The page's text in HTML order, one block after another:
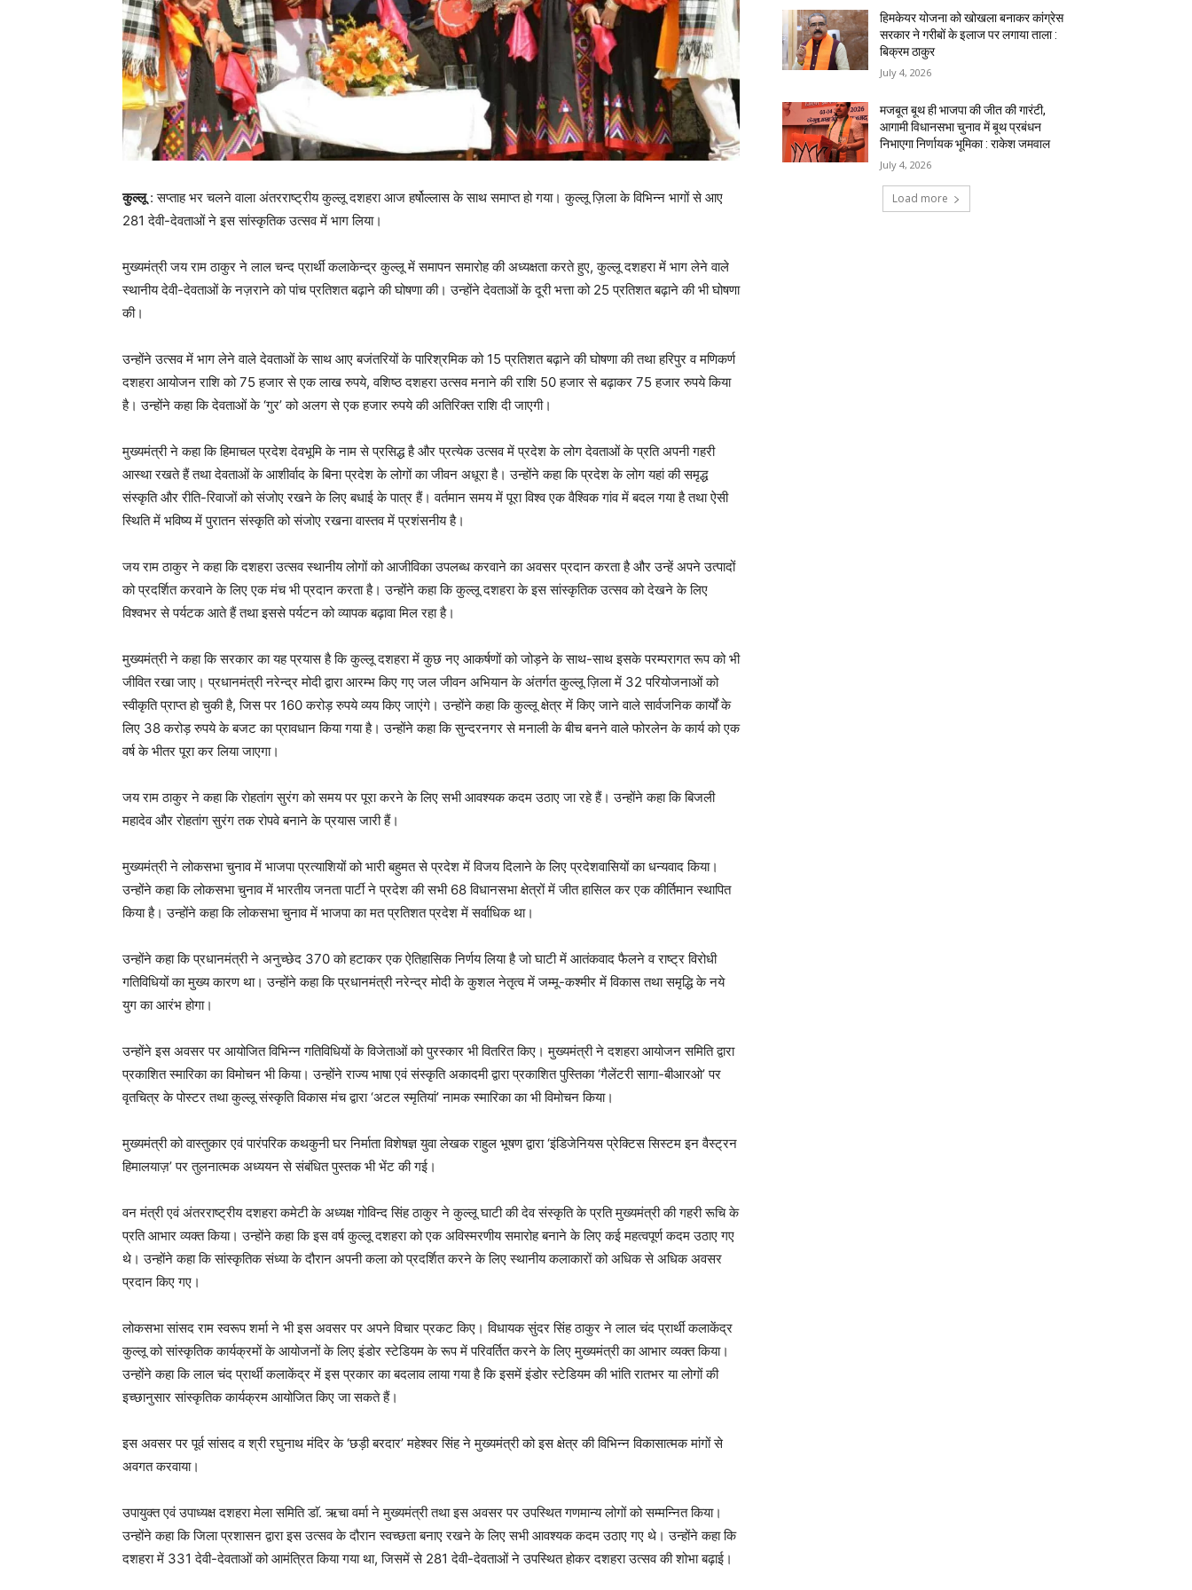
कुल्लू: सप्ताह भर चलने वाला अंतरराष्ट्रीय कुल्लू दशहरा आज हर्षोल्लास के साथ समाप्त हो गया। कुल्लू ज़िला के विभिन्न भागों से आए
281 देवी-देवताओं ने इस सांस्कृतिक उत्सव में भाग लिया।
मुख्यमंत्री जय राम ठाकुर ने लाल चन्द प्रार्थी कलाकेन्द्र कुल्लू में समापन समारोह की अध्यक्षता करते हुए, कुल्लू दशहरा में भाग लेने वाले
स्थानीय देवी-देवताओं के नज़राने को पांच प्रतिशत बढ़ाने की घोषणा की। उन्होंने देवताओं के दूरी भत्ता को 25 प्रतिशत बढ़ाने की भी घोषणा
की।
उन्होंने उत्सव में भाग लेने वाले देवताओं के साथ आए बजंतरियों के पारिश्रमिक को 15 प्रतिशत बढ़ाने की घोषणा की तथा हरिपुर व मणिकर्ण
दशहरा आयोजन राशि को 75 हजार से एक लाख रुपये, वशिष्ठ दशहरा उत्सव मनाने की राशि 50 हजार से बढ़ाकर 75 हजार रुपये किया
है। उन्होंने कहा कि देवताओं के ‘गुर’ को अलग से एक हजार रुपये की अतिरिक्त राशि दी जाएगी।
मुख्यमंत्री ने कहा कि हिमाचल प्रदेश देवभूमि के नाम से प्रसिद्ध है और प्रत्येक उत्सव में प्रदेश के लोग देवताओं के प्रति अपनी गहरी
आस्था रखते हैं तथा देवताओं के आशीर्वाद के बिना प्रदेश के लोगों का जीवन अधूरा है। उन्होंने कहा कि प्रदेश के लोग यहां की समृद्ध
संस्कृति और रीति-रिवाजों को संजोए रखने के लिए बधाई के पात्र हैं। वर्तमान समय में पूरा विश्व एक वैश्विक गांव में बदल गया है तथा ऐसी
स्थिति में भविष्य में पुरातन संस्कृति को संजोए रखना वास्तव में प्रशंसनीय है।
जय राम ठाकुर ने कहा कि दशहरा उत्सव स्थानीय लोगों को आजीविका उपलब्ध करवाने का अवसर प्रदान करता है और उन्हें अपने उत्पादों
को प्रदर्शित करवाने के लिए एक मंच भी प्रदान करता है। उन्होंने कहा कि कुल्लू दशहरा के इस सांस्कृतिक उत्सव को देखने के लिए
विश्वभर से पर्यटक आते हैं तथा इससे पर्यटन को व्यापक बढ़ावा मिल रहा है।
मुख्यमंत्री ने कहा कि सरकार का यह प्रयास है कि कुल्लू दशहरा में कुछ नए आकर्षणों को जोड़ने के साथ-साथ इसके परम्परागत रूप को भी
जीवित रखा जाए। प्रधानमंत्री नरेन्द्र मोदी द्वारा आरम्भ किए गए जल जीवन अभियान के अंतर्गत कुल्लू ज़िला में 32 परियोजनाओं को
स्वीकृति प्राप्त हो चुकी है, जिस पर 160 करोड़ रुपये व्यय किए जाएंगे। उन्होंने कहा कि कुल्लू क्षेत्र में किए जाने वाले सार्वजनिक कार्यों के
लिए 38 करोड़ रुपये के बजट का प्रावधान किया गया है। उन्होंने कहा कि सुन्दरनगर से मनाली के बीच बनने वाले फोरलेन के कार्य को एक
वर्ष के भीतर पूरा कर लिया जाएगा।
जय राम ठाकुर ने कहा कि रोहतांग सुरंग को समय पर पूरा करने के लिए सभी आवश्यक कदम उठाए जा रहे हैं। उन्होंने कहा कि बिजली
महादेव और रोहतांग सुरंग तक रोपवे बनाने के प्रयास जारी हैं।
मुख्यमंत्री ने लोकसभा चुनाव में भाजपा प्रत्याशियों को भारी बहुमत से प्रदेश में विजय दिलाने के लिए प्रदेशवासियों का धन्यवाद किया।
उन्होंने कहा कि लोकसभा चुनाव में भारतीय जनता पार्टी ने प्रदेश की सभी 68 विधानसभा क्षेत्रों में जीत हासिल कर एक कीर्तिमान स्थापित
किया है। उन्होंने कहा कि लोकसभा चुनाव में भाजपा का मत प्रतिशत प्रदेश में सर्वाधिक था।
उन्होंने कहा कि प्रधानमंत्री ने अनुच्छेद 370 को हटाकर एक ऐतिहासिक निर्णय लिया है जो घाटी में आतंकवाद फैलने व राष्ट्र विरोधी
गतिविधियों का मुख्य कारण था। उन्होंने कहा कि प्रधानमंत्री नरेन्द्र मोदी के कुशल नेतृत्व में जम्मू-कश्मीर में विकास तथा समृद्धि के नये
युग का आरंभ होगा।
उन्होंने इस अवसर पर आयोजित विभिन्न गतिविधियों के विजेताओं को पुरस्कार भी वितरित किए। मुख्यमंत्री ने दशहरा आयोजन समिति द्वारा
प्रकाशित स्मारिका का विमोचन भी किया। उन्होंने राज्य भाषा एवं संस्कृति अकादमी द्वारा प्रकाशित पुस्तिका ‘गैलेंटरी सागा-बीआरओ’ पर
वृतचित्र के पोस्टर तथा कुल्लू संस्कृति विकास मंच द्वारा ‘अटल स्मृतियां’ नामक स्मारिका का भी विमोचन किया।
मुख्यमंत्री को वास्तुकार एवं पारंपरिक कथकुनी घर निर्माता विशेषज्ञ युवा लेखक राहुल भूषण द्वारा ‘इंडिजेनियस प्रेक्टिस सिस्टम इन वैस्ट्रन
हिमालयाज़’ पर तुलनात्मक अध्ययन से संबंधित पुस्तक भी भेंट की गई।
वन मंत्री एवं अंतरराष्ट्रीय दशहरा कमेटी के अध्यक्ष गोविन्द सिंह ठाकुर ने कुल्लू घाटी की देव संस्कृति के प्रति मुख्यमंत्री की गहरी रूचि के
प्रति आभार व्यक्त किया। उन्होंने कहा कि इस वर्ष कुल्लू दशहरा को एक अविस्मरणीय समारोह बनाने के लिए कई महत्वपूर्ण कदम उठाए गए
थे। उन्होंने कहा कि सांस्कृतिक संध्या के दौरान अपनी कला को प्रदर्शित करने के लिए स्थानीय कलाकारों को अधिक से अधिक अवसर
प्रदान किए गए।
लोकसभा सांसद राम स्वरूप शर्मा ने भी इस अवसर पर अपने विचार प्रकट किए। विधायक सुंदर सिंह ठाकुर ने लाल चंद प्रार्थी कलाकेंद्र
कुल्लू को सांस्कृतिक कार्यक्रमों के आयोजनों के लिए इंडोर स्टेडियम के रूप में परिवर्तित करने के लिए मुख्यमंत्री का आभार व्यक्त किया।
उन्होंने कहा कि लाल चंद प्रार्थी कलाकेंद्र में इस प्रकार का बदलाव लाया गया है कि इसमें इंडोर स्टेडियम की भांति रातभर या लोगों की
इच्छानुसार सांस्कृतिक कार्यक्रम आयोजित किए जा सकते हैं।
इस अवसर पर पूर्व सांसद व श्री रघुनाथ मंदिर के ‘छड़ी बरदार’ महेश्वर सिंह ने मुख्यमंत्री को इस क्षेत्र की विभिन्न विकासात्मक मांगों से
अवगत करवाया।
उपायुक्त एवं उपाध्यक्ष दशहरा मेला समिति डाॅ. ऋचा वर्मा ने मुख्यमंत्री तथा इस अवसर पर उपस्थित गणमान्य लोगों को सम्मन्नित किया।
उन्होंने कहा कि जिला प्रशासन द्वारा इस उत्सव के दौरान स्वच्छता बनाए रखने के लिए सभी आवश्यक कदम उठाए गए थे। उन्होंने कहा कि
दशहरा में 331 देवी-देवताओं को आमंत्रित किया गया था, जिसमें से 281 देवी-देवताओं ने उपस्थित होकर दशहरा उत्सव की शोभा बढ़ाई।
हिमकेयर योजना को खोखला बनाकर कांग्रेस
सरकार ने गरीबों के इलाज पर लगाया ताला :
बिक्रम ठाकुर
July 4, 2026
मजबूत बूथ ही भाजपा की जीत की गारंटी,
आगामी विधानसभा चुनाव में बूथ प्रबंधन
निभाएगा निर्णायक भूमिका : राकेश जमवाल
July 4, 2026
Load more